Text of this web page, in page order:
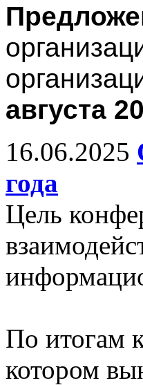
августа
16.06.2025
года
Цель
По итогам
котором